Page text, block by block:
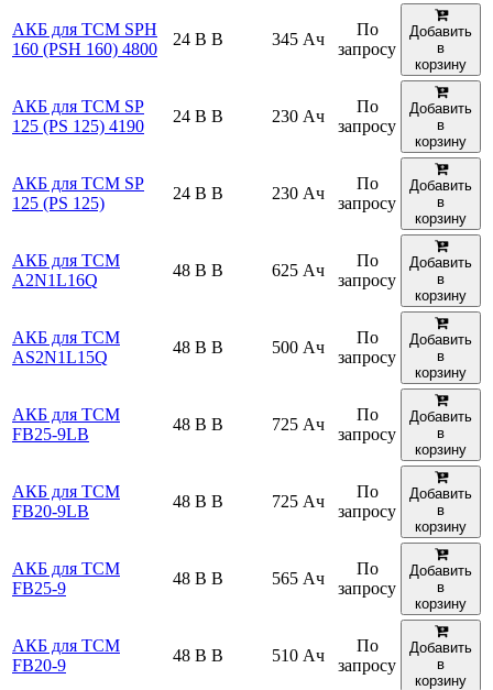
АКБ для TCM SPH
160 (PSH 160) 4800
24 В В 345 Ач
По
запросу
Добавить
в
корзину
АКБ для TCM SP
125 (PS 125) 4190
24 В В 230 Ач
По
запросу
Добавить
в
корзину
АКБ для TCM SP
125 (PS 125)
24 В В 230 Ач
По
запросу
Добавить
в
корзину
АКБ для TCM
A2N1L16Q
48 В В 625 Ач
По
запросу
Добавить
в
корзину
АКБ для TCM
AS2N1L15Q
48 В В 500 Ач
По
запросу
Добавить
в
корзину
АКБ для TCM
FB25-9LB
48 В В 725 Ач
По
запросу
Добавить
в
корзину
АКБ для TCM
FB20-9LB
48 В В 725 Ач
По
запросу
Добавить
в
корзину
АКБ для TCM
FB25-9
48 В В 565 Ач
По
запросу
Добавить
в
корзину
АКБ для TCM
FB20-9
48 В В 510 Ач
По
запросу
Добавить
в
корзину